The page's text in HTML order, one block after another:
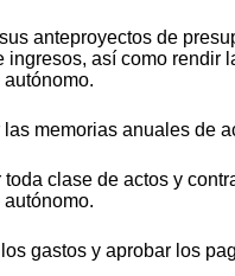
anteproyectos de
ingresos, así como rendir
memorias anuales de
clase de actos y
gastos y aprobar los